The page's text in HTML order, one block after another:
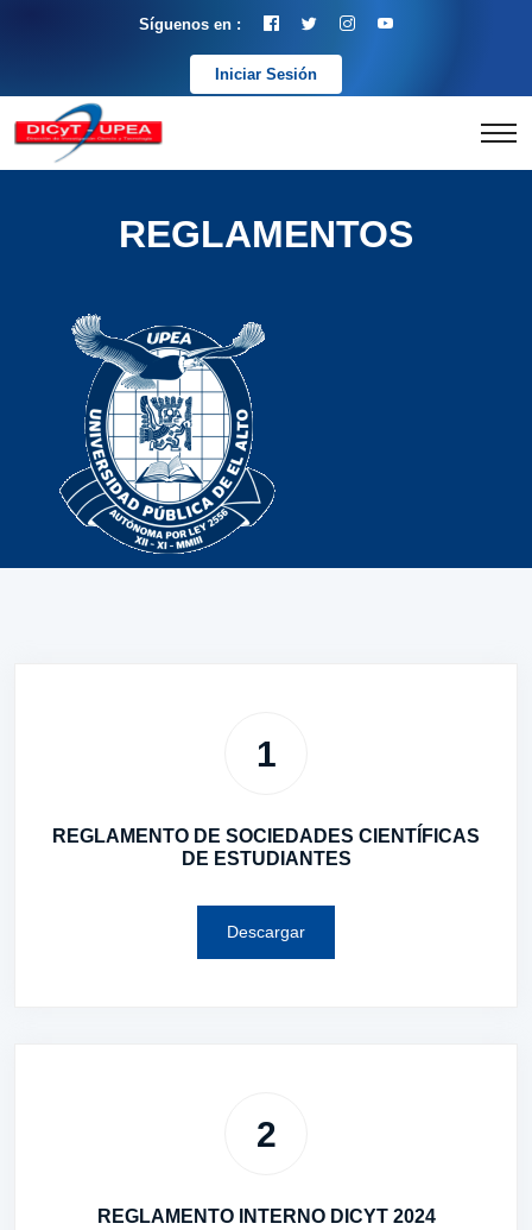
Síguenos en :
Iniciar Sesión
REGLAMENTOS
1
REGLAMENTO DE SOCIEDADES CIENTÍFICAS
DE ESTUDIANTES
Descargar
2
REGLAMENTO INTERNO DICYT 2024